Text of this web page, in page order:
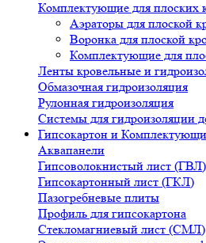
Комплектующие для плоских
Аэраторы для плоской
Воронка для плоской
Комплектующие для
Ленты кровельные и
Обмазочная гидроизоляция
Рулонная гидроизоляция
Системы для гидроизоляции
Гипсокартон и
Аквапанели
Гипсоволокнистый лист (ГВЛ)
Гипсокартонный лист (ГКЛ)
Пазогребневые плиты
Профиль для гипсокартона
Стекломагниевый лист (СМЛ)